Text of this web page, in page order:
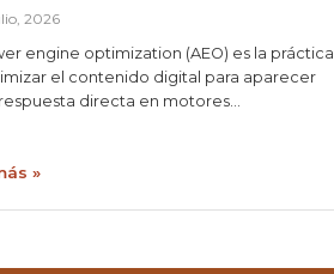
2026
engine optimization (AEO) es la práctica
el contenido digital para aparecer
directa en motores…
»